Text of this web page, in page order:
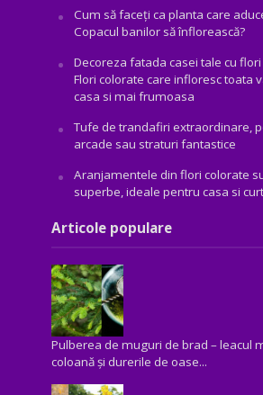
Cum să faceți ca planta care
Copacul banilor să înflorească?
Decoreza fatada casei tale cu
Flori colorate care infloresc toata
casa si mai frumoasa
Tufe de trandafiri extraordinare,
arcade sau straturi fantastice
Aranjamentele din flori colorate
superbe, ideale pentru casa si
Articole populare
Pulberea de muguri de brad – leacul
coloană și durerile de oase...